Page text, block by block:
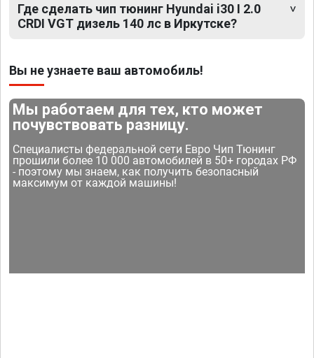
Где сделать чип тюнинг Hyundai i30 I 2.0
CRDI VGT дизель 140 лс в Иркутске?
Вы не узнаете ваш автомобиль!
Мы работаем для тех, кто может
почувствовать разницу.
Специалисты федеральной сети Евро Чип Тюнинг
прошили более 10 000 автомобилей в 50+ городах РФ
- поэтому мы знаем, как получить безопасный
максимум от каждой машины!